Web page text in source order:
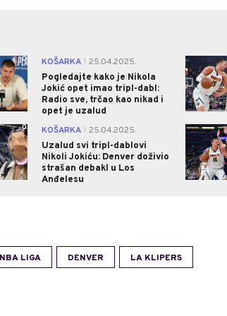
0 KOŠARKA
25.04.2025.
Pogledajte kako je Nikola
Jokić opet imao tripl-dabl:
Radio sve, trčao kao nikad i
opet je uzalud
0 KOŠARKA
25.04.2025.
Uzalud svi tripl-dablovi
Nikoli Jokiću: Denver doživio
strašan debakl u Los
Anđelesu
NBA LIGA DENVER LA KLIPERS